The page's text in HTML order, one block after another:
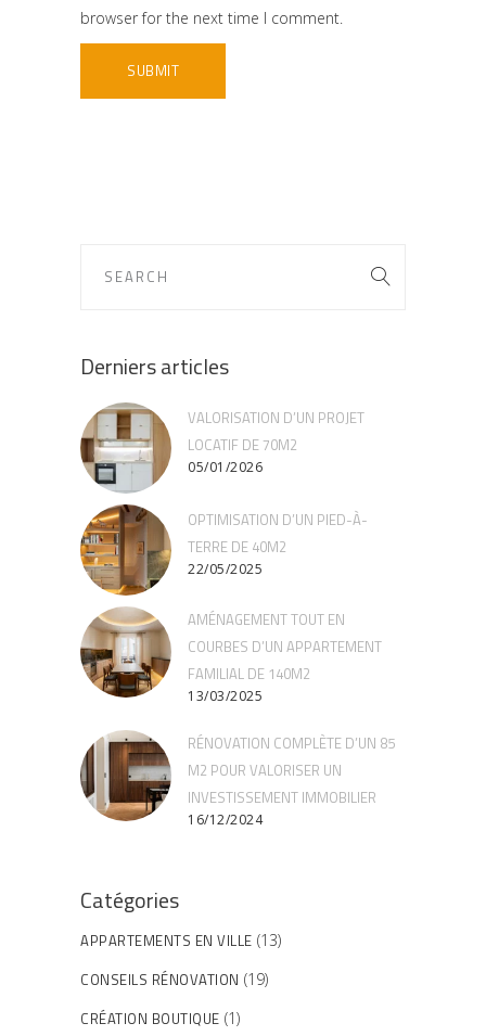
browser for the next time I comment.
Derniers articles
VALORISATION D’UN PROJET
LOCATIF DE 70M2
05/01/2026
OPTIMISATION D’UN PIED-À-
TERRE DE 40M2
22/05/2025
AMÉNAGEMENT TOUT EN
COURBES D’UN APPARTEMENT
FAMILIAL DE 140M2
13/03/2025
RÉNOVATION COMPLÈTE D’UN 85
M2 POUR VALORISER UN
INVESTISSEMENT IMMOBILIER
16/12/2024
Catégories
APPARTEMENTS EN VILLE (13)
CONSEILS RÉNOVATION (19)
CRÉATION BOUTIQUE (1)